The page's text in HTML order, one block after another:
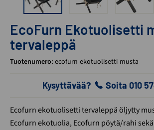
EcoFurn Ekotuolisetti
tervaleppä
Tuotenumero: ecofurn-ekotuolisetti-musta
Kysyttävää? Soita 010
Ecofurn ekotuolisetti tervaleppä öljytty
Ecofurn ekotuolia, Ecofurn pöytä/rahi